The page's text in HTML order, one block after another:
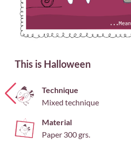
This is Halloween
Technique
Mixed technique
Material
Paper 300 grs.